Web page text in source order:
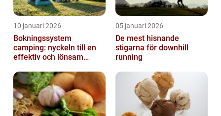
10 januari 2026
Bokningssystem
camping: nyckeln till en
effektiv och lönsam
05 januari 2026
De mest hisnande
stigarna för downhill
running